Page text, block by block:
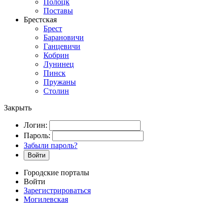
Поставы
Брестская
Брест
Барановичи
Ганцевичи
Кобрин
Лунинец
Пинск
Пружаны
Столин
Закрыть
Логин:
Пароль:
Забыли пароль?
Войти
Городские порталы
Войти
Зарегистрироваться
Могилевская